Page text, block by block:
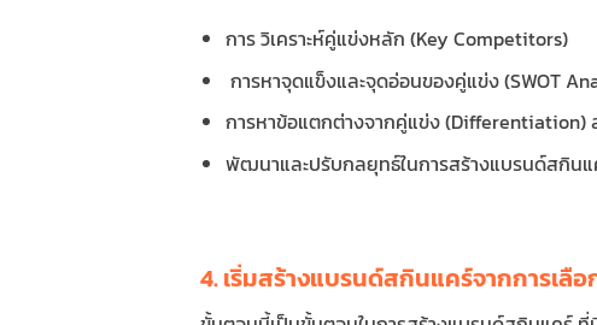
การ วิเคราะห์คู่แข่งหลัก (Key Competitors)
การหาจุดแข็งและจุดอ่อนของคู่แข่ง (SWOT
การหาข้อแตกต่างจากคู่แข่ง (Differentiation)
พัฒนาและปรับกลยุทธ์ในการสร้างแบรนด์สกิน
4. เริ่มสร้างแบรนด์สกินแคร์จากการ